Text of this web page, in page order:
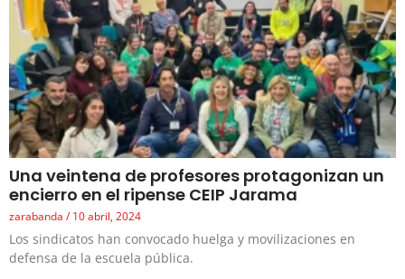
Una veintena de profesores protagonizan un
encierro en el ripense CEIP Jarama
zarabanda 10 abril, 2024
Los sindicatos han convocado huelga y movilizaciones en
defensa de la escuela pública.